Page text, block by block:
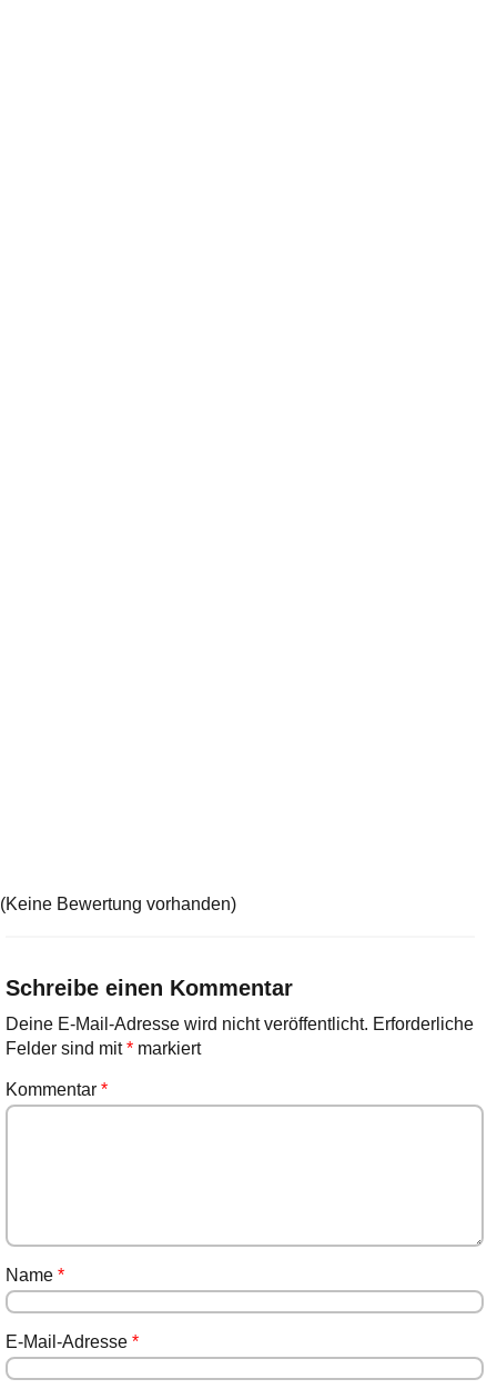
(Keine Bewertung vorhanden)
Schreibe einen Kommentar
Deine E-Mail-Adresse wird nicht veröffentlicht. Erforderliche
Felder sind mit*markiert
Kommentar *
Name *
E-Mail-Adresse *